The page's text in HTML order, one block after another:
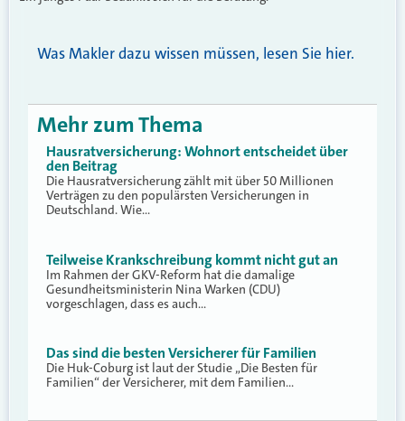
Was Makler dazu wissen müssen, lesen Sie hier.
Mehr zum Thema
Hausratversicherung: Wohnort entscheidet über
den Beitrag
Die Hausratversicherung zählt mit über 50 Millionen
Verträgen zu den populärsten Versicherungen in
Deutschland. Wie…
Teilweise Krankschreibung kommt nicht gut an
Im Rahmen der GKV-Reform hat die damalige
Gesundheitsministerin Nina Warken (CDU)
vorgeschlagen, dass es auch…
Das sind die besten Versicherer für Familien
Die Huk-Coburg ist laut der Studie „Die Besten für
Familien“ der Versicherer, mit dem Familien…